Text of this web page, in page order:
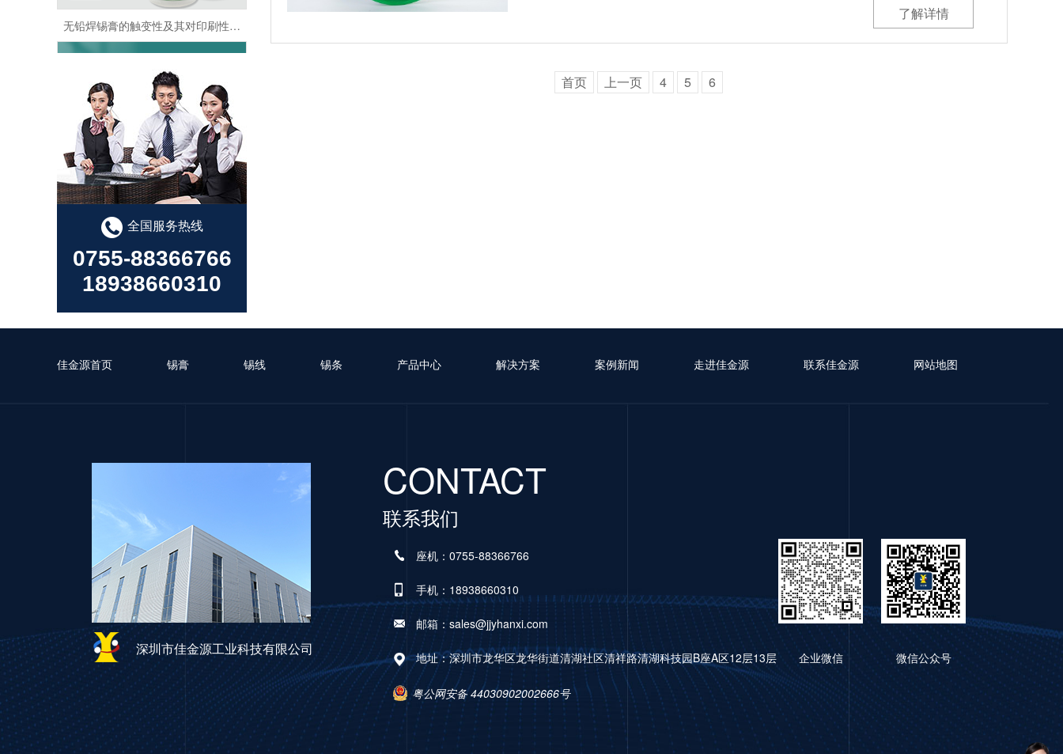
了解详情
首页 上一页 4 5 6
无铅焊锡膏的触变性及其对印刷性能的影响
锡膏选择指南：提高生产效率的关键
焊锡膏在SMT贴片加工中的重要作用
锡膏在SMT和BGA焊接中的关键作用
锡膏生产工艺详解：从原材料到成品的全过程
全国服务热线
0755-88366766
18938660310
佳金源首页 锡膏 锡线 锡条 产品中心 解决方案 案例新闻 走进佳金源 联系佳金源 网站地图
深圳市佳金源工业科技有限公司
CONTACT
联系我们
座机：0755-88366766
手机：18938660310
邮箱：sales@jjyhanxi.com
地址：深圳市龙华区龙华街道清湖社区清祥路清湖科技园B座A区12层13层
粤公网安备 44030902002666号
企业微信 微信公众号